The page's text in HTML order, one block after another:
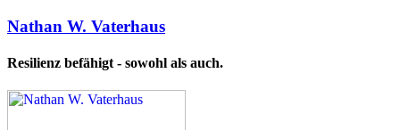
Nathan W. Vaterhaus
Resilienz befähigt - sowohl als auch.